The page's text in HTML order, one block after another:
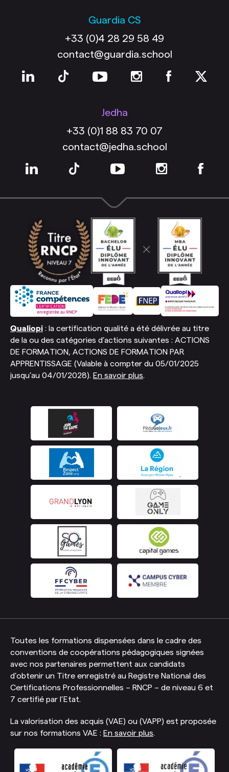
Guardia CS
+33 (0)4 28 29 58 49
contact@guardia.school
Jedha
+33 (0)1 88 83 70 07
contact@jedha.school
Qualiopi : la certification qualité a été délivrée au titre
de la ou des catégories d’actions suivantes : ACTIONS
DE FORMATION, ACTIONS DE FORMATION PAR
APPRENTISSAGE (Valable à compter du 05/01/2025
jusqu’au 04/01/2028). En savoir plus.
Toutes les formations dispensées dans le cadre des
conventions de coopérations pédagogiques signées
avec nos partenaires permettent aux candidats
d’obtenir un Titre enregistré au Registre National des
Certifications Professionnelles – RNCP – de niveau 6 et
7 certifié par l’Etat.
La valorisation des acquis (VAE) ou (VAPP) est proposée
sur nos formations VAE : En savoir plus.